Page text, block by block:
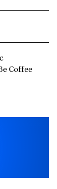
Coffee